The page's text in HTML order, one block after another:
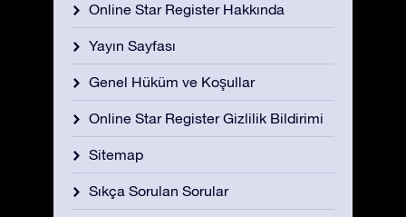
Online Star Register Hakkında
Yayın Sayfası
Genel Hüküm ve Koşullar
Online Star Register Gizlilik Bildirimi
Sitemap
Sıkça Sorulan Sorular